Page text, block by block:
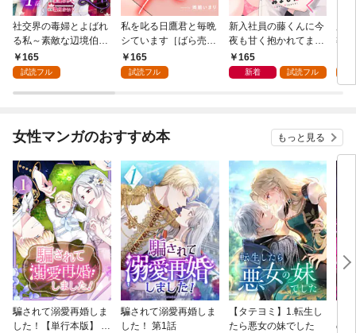
社交界の毒婦とよばれ
る私～素敵な辺境伯令
息に腕を折られたの
で、責任とってもらい
第1話
165
試読フル
私を叱る日鷹君と毎晩
シています［ばら売
り］ 第1話
165
試読フル
新入社員の藤くんに今
夜も甘く抱かれてます
［ばら売り］ 第1話
165
新着 試読フル
導
し
下
女性マンガのおすすめ本 もっと見る
騙されて溺愛再婚しま
した！【単行本版】 1
騙されて溺愛再婚しま
した！ 第1話
【タテヨミ】1.転生し
たら悪女の妹でした
の